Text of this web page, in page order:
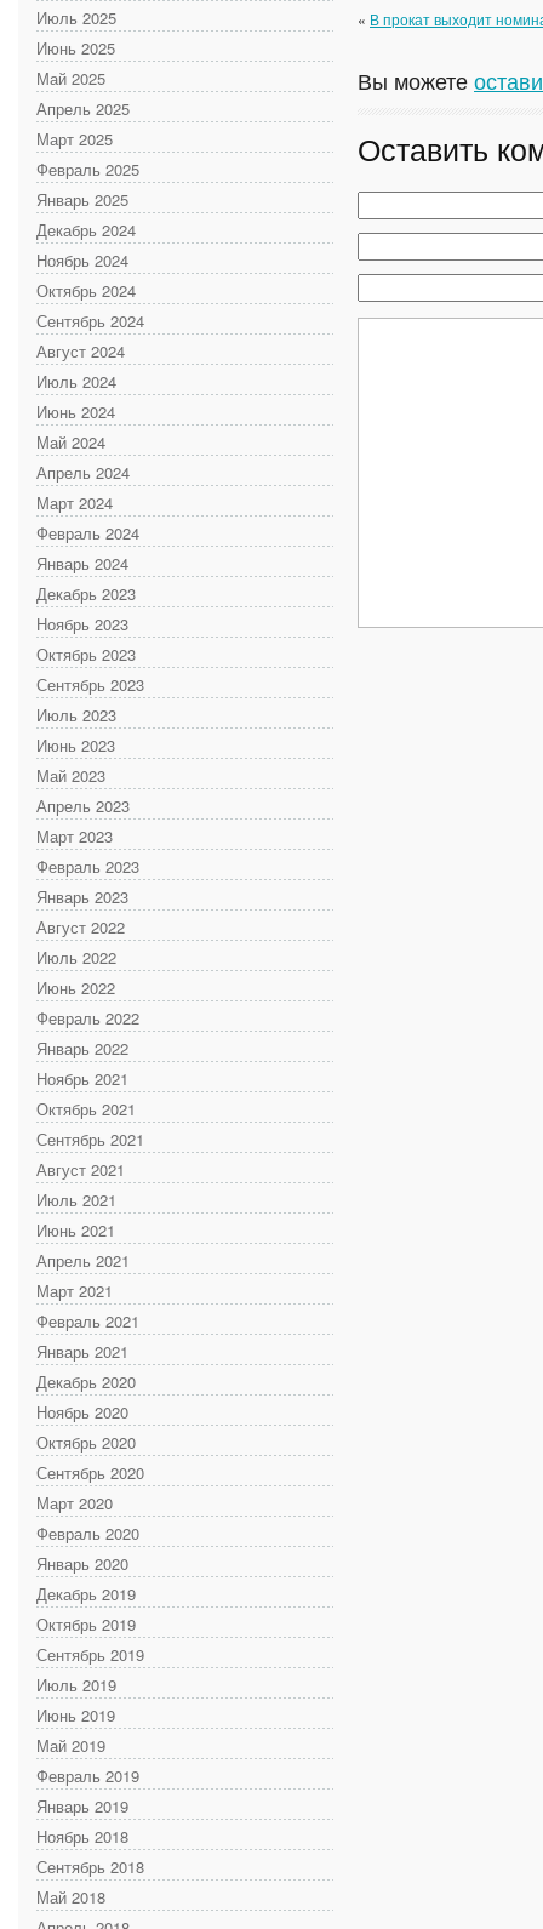
Июль 2025
Июнь 2025
Май 2025
Апрель 2025
Март 2025
Февраль 2025
Январь 2025
Декабрь 2024
Ноябрь 2024
Октябрь 2024
Сентябрь 2024
Август 2024
Июль 2024
Июнь 2024
Май 2024
Апрель 2024
Март 2024
Февраль 2024
Январь 2024
Декабрь 2023
Ноябрь 2023
Октябрь 2023
Сентябрь 2023
Июль 2023
Июнь 2023
Май 2023
Апрель 2023
Март 2023
Февраль 2023
Январь 2023
Август 2022
Июль 2022
Июнь 2022
Февраль 2022
Январь 2022
Ноябрь 2021
Октябрь 2021
Сентябрь 2021
Август 2021
Июль 2021
Июнь 2021
Апрель 2021
Март 2021
Февраль 2021
Январь 2021
Декабрь 2020
Ноябрь 2020
Октябрь 2020
Сентябрь 2020
Март 2020
Февраль 2020
Январь 2020
Декабрь 2019
Октябрь 2019
Сентябрь 2019
Июль 2019
Июнь 2019
Май 2019
Февраль 2019
Январь 2019
Ноябрь 2018
Сентябрь 2018
Май 2018
« В прокат выходит
Вы можете
Оставить